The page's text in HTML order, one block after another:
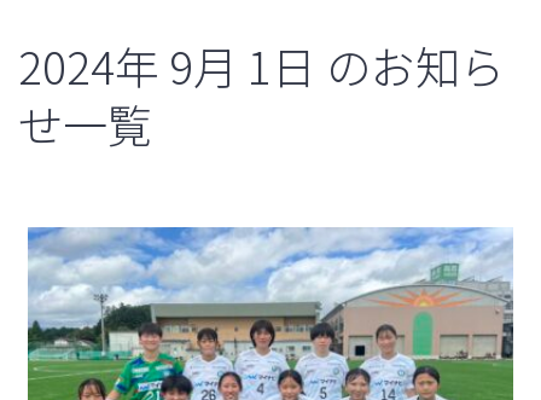
2024年 9月 1日 のお知ら
せ一覧